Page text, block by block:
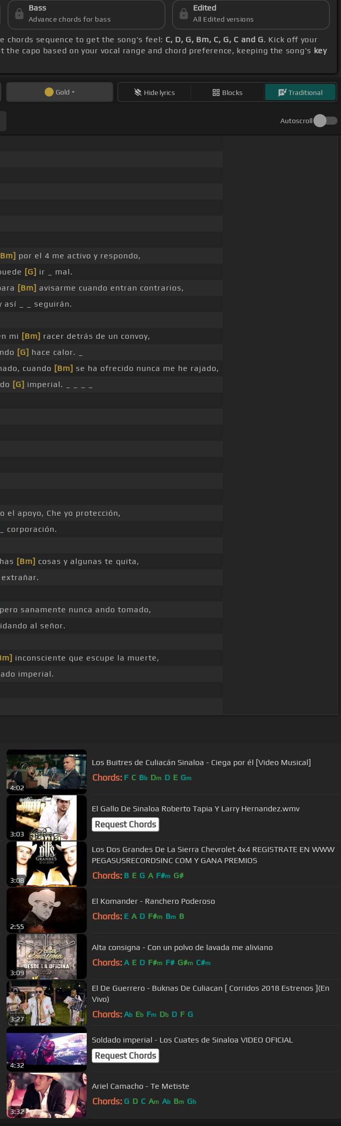
Bass
Advance chords for bass
Edited
All Edited versions
chords sequence to get the song's feel: C, D, G, Bm, C, G, C and G. Kick off your
the capo based on your vocal range and chord preference, keeping the song's key
Gold Hide lyrics Blocks Traditional
Autoscroll
por el 4 me activo y respondo,
[G] ir _ mal.
[Bm] avisarme cuando entran contrarios,
así _ _ seguirán.
mi [Bm] racer detrás de un convoy,
[G] hace calor. _
cuando [Bm] se ha ofrecido nunca me he rajado,
[G] imperial. _ _ _ _
el apoyo, Che yo protección,
_ corporación.
[Bm] cosas y algunas te quita,
pero sanamente nunca ando tomado,
al señor.
inconsciente que escupe la muerte,
imperial.
4:02
Los Buitres de Culiacán Sinaloa - Ciega por él [Video Musical]
Chords: F C Bb Dm D E Gm
3:03
El Gallo De Sinaloa Roberto Tapia Y Larry Hernandez.wmv
Request Chords
3:08
Los Dos Grandes De La Sierra Chevrolet 4x4 REGISTRATE EN WWW
PEGASUSRECORDSINC COM Y GANA PREMIOS
Chords: B E G A F#m G#
2:55
El Komander - Ranchero Poderoso
Chords: E A D F#m Bm B
3:09
Alta consigna - Con un polvo de lavada me aliviano
Chords: A E D F#m F# G#m C#m
3:27
El De Guerrero - Buknas De Culiacan [ Corridos 2018 Estrenos ](En
Vivo)
Chords: Ab Eb Fm Db D F G
4:32
Soldado imperial - Los Cuates de Sinaloa VIDEO OFICIAL
Request Chords
3:32
Ariel Camacho - Te Metiste
Chords: G D C Am Ab Bm Gb